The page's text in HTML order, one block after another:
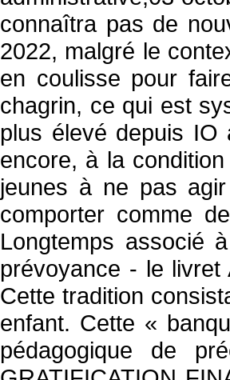
connaîtra pas de
2022, malgré le
en coulisse pour
chagrin, ce qui est
plus élevé depuis IO
encore, à la
jeunes à ne pas
comporter comme
Longtemps associé
prévoyance - le livret
Cette tradition
enfant. Cette «
pédagogique de